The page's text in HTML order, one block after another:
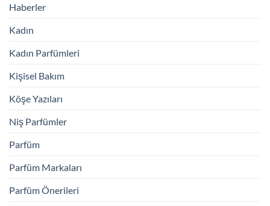
Haberler
Kadın
Kadın Parfümleri
Kişisel Bakım
Köşe Yazıları
Niş Parfümler
Parfüm
Parfüm Markaları
Parfüm Önerileri